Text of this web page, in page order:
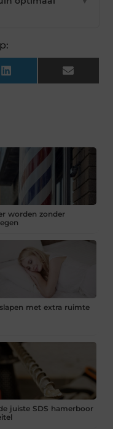
LinkedIn Email
worden zonder
met extra ruimte
juiste SDS hamerboor